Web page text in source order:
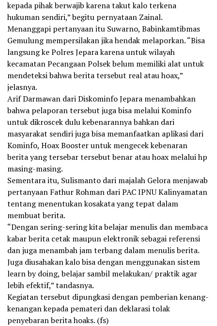
kepada pihak berwajib karena takut kalo terkena
hukuman sendiri,” begitu pernyataan Zainal.
Menanggapi pertanyaan itu Suwarno, Babinkamtibmas
Gemulung mempersilakan jika hendak melaporkan. “Bisa
langsung ke Polres Jepara karena untuk wilayah
kecamatan Pecangaan Polsek belum memiliki alat untuk
mendeteksi bahwa berita tersebut real atau hoax,”
jelasnya.
Arif Darmawan dari Diskominfo Jepara menambahkan
bahwa pelaporan tersebut juga bisa melalui Kominfo
untuk dikroscek dulu kebenarannya bahkan dari
masyarakat sendiri juga bisa memanfaatkan aplikasi dari
Kominfo, Hoax Booster untuk mengecek kebenaran
berita yang tersebar tersebut benar atau hoax melalui hp
masing-masing.
Sementara itu, Sulismanto dari majalah Gelora menjawab
pertanyaan Fathur Rohman dari PAC IPNU Kalinyamatan
tentang menentukan kosakata yang tepat dalam
membuat berita.
“Dengan sering-sering kita belajar menulis dan membaca
kabar berita cetak maupun elektronik sebagai referensi
dan juga menambah jam terbang dalam menulis berita.
Juga diusahakan kalo bisa dengan menggunakan sistem
learn by doing, belajar sambil melakukan/ praktik agar
lebih efektif,” tandasnya.
Kegiatan tersebut dipungkasi dengan pemberian kenang-
kenangan kepada pemateri dan deklarasi tolak
penyebaran berita hoaks. (fs)